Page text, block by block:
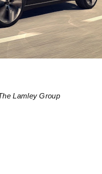
Lamley Group